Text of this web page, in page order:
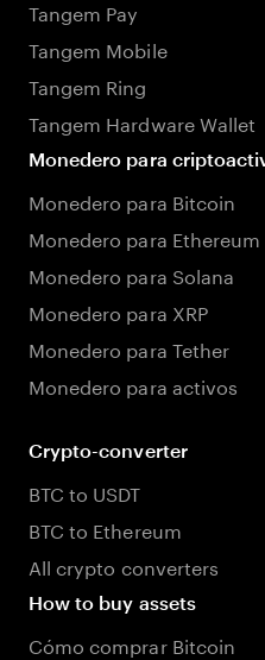
Tangem Pay
Tangem Mobile
Tangem Ring
Tangem Hardware Wallet
Monedero para
Monedero para Bitcoin
Monedero para Ethereum
Monedero para Solana
Monedero para XRP
Monedero para Tether
Monedero para activos
Crypto-converter
BTC to USDT
BTC to Ethereum
All crypto converters
How to buy assets
Cómo comprar Bitcoin